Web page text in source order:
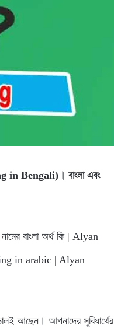
in Bengali)। বাংলা এবং
বাংলা অর্থ কি | Alyan
in arabic | Alyan
আছেন। আপনাদের সুবিধার্থের